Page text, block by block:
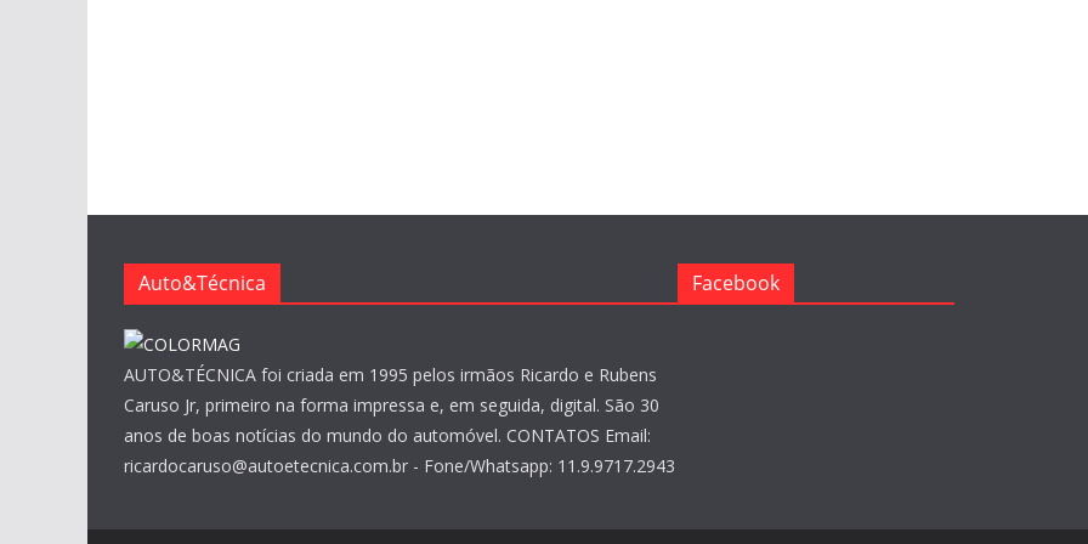
Auto&Técnica
AUTO&TÉCNICA foi criada em 1995 pelos irmãos Ricardo e Rubens
Caruso Jr, primeiro na forma impressa e, em seguida, digital. São 30
anos de boas notícias do mundo do automóvel. CONTATOS Email:
ricardocaruso@autoetecnica.com.br - Fone/Whatsapp: 11.9.9717.2943
Facebook